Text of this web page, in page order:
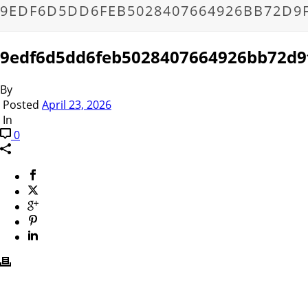
By
Posted April 23, 2026
In
0